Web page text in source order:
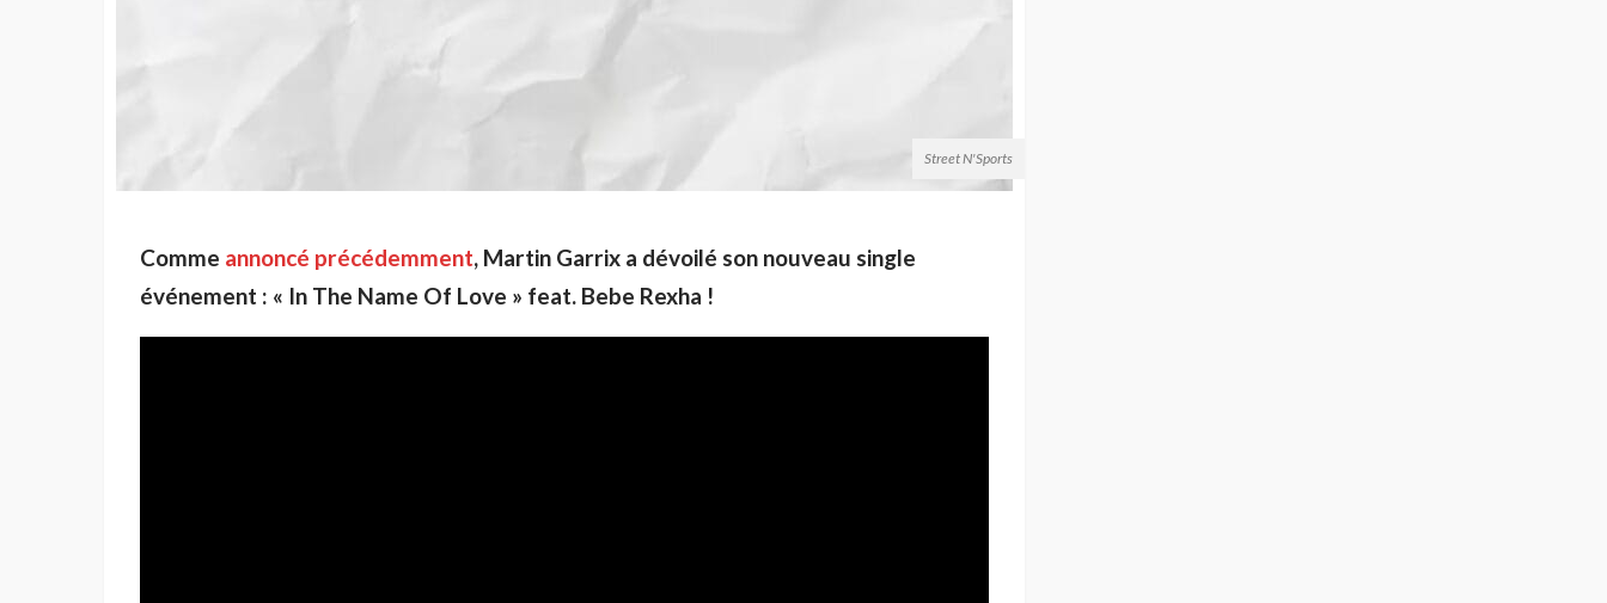
Street N'Sports
Comme annoncé précédemment, Martin Garrix a dévoilé son nouveau single
événement : « In The Name Of Love » feat. Bebe Rexha !